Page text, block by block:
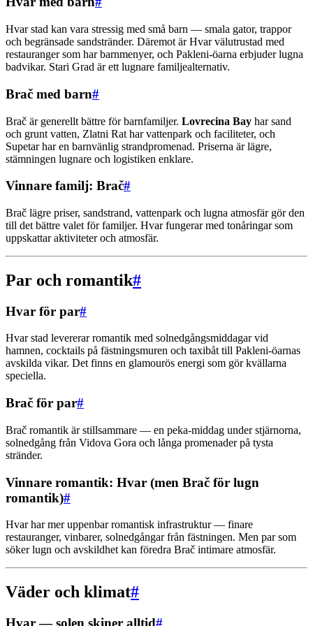
Hvar stad kan vara stressig med små barn — smala gator, trappor
och begränsade sandstränder. Däremot är Hvar välutrustad med
restauranger som har barnmenyer, och Pakleni-öarna erbjuder lugna
badvikar. Stari Grad är ett lugnare familjealternativ.
Brač med barn#
Brač är generellt bättre för barnfamiljer. Lovrecina Bay har sand
och grunt vatten, Zlatni Rat har vattenpark och faciliteter, och
Supetar har en barnvänlig strandpromenad. Priserna är lägre,
stämningen lugnare och logistiken enklare.
Vinnare familj: Brač#
Brač lägre priser, sandstrand, vattenpark och lugna atmosfär gör den
till det bättre valet för familjer. Hvar fungerar med tonåringar som
uppskattar aktiviteter och atmosfär.
Par och romantik#
Hvar för par#
Hvar stad levererar romantik med solnedgångsmiddagar vid
hamnen, cocktails på fästningsmuren och taxibåt till Pakleni-öarnas
avskilda vikar. Det finns en glamourös energi som gör kvällarna
speciella.
Brač för par#
Brač romantik är stillsammare — en peka-middag under stjärnorna,
solnedgång från Vidova Gora och långa promenader på tysta
stränder.
Vinnare romantik: Hvar (men Brač för lugn
romantik)#
Hvar har mer uppenbar romantisk infrastruktur — finare
restauranger, vinbarer, solnedgångar från fästningen. Men par som
söker lugn och avskildhet kan föredra Brač intimare atmosfär.
Väder och klimat#
Hvar — solen skiner alltid#